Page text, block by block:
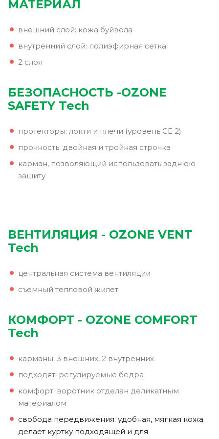
МАТЕРИАЛ
внешний слой: кожа буйвола
внутренний слой: полиэфирная сетка
2 слоя
БЕЗОПАСНОСТЬ -OZONE
SAFETY Tech
протекторы: локти и плечи (уровень CE 2)
прочность: двойная и тройная строчка
карман, позволяющий использовать заднюю
защиту
ВЕНТИЛЯЦИЯ - OZONE VENT
Tech
центральная система вентиляции
съемный тепловой жилет
КОМФОРТ - OZONE COMFORT
Tech
карманы: 3 внешних, 2 внутренних
подходят: регулируемые бедра
комфорт: воротник отделан деликатным
материалом
свобода передвижения: удобная, мягкая кожа
делает куртку подходящей и для